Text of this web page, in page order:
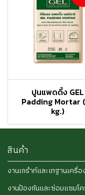
ปูนแพดดิ้ง GEL
Padding Mortar
kg.)
สินค้า
งานเกร้าท์และเทฐานเครื่
งานป้องกันและซ่อมแซมโ